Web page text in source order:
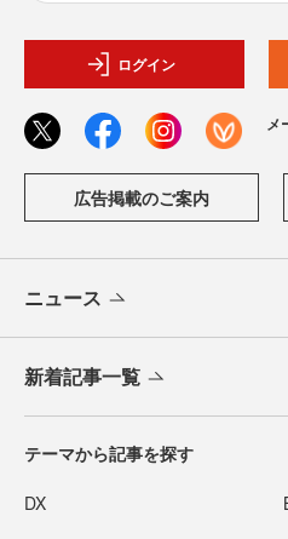
ログイン
メ
広告掲載のご案内
ニュース
新着記事一覧
テーマから記事を探す
DX